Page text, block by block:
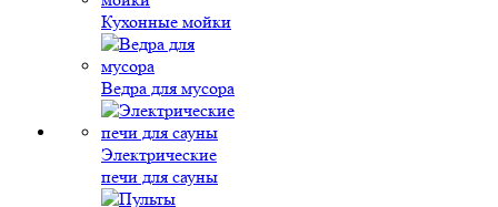
Кухонные мойки
Ведра для мусора
Электрические
печи для сауны